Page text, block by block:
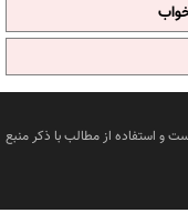
و استفاده از مطالب با ذکر منبع